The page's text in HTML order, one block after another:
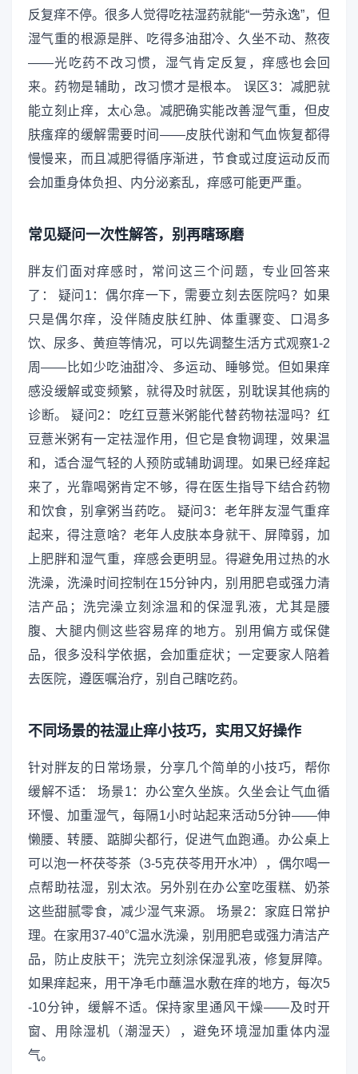
反复痒不停。很多人觉得吃祛湿药就能“一劳永逸”，但
湿气重的根源是胖、吃得多油甜冷、久坐不动、熬夜
——光吃药不改习惯，湿气肯定反复，痒感也会回
来。药物是辅助，改习惯才是根本。 误区3：减肥就
能立刻止痒，太心急。减肥确实能改善湿气重，但皮
肤瘙痒的缓解需要时间——皮肤代谢和气血恢复都得
慢慢来，而且减肥得循序渐进，节食或过度运动反而
会加重身体负担、内分泌紊乱，痒感可能更严重。
常见疑问一次性解答，别再瞎琢磨
胖友们面对痒感时，常问这三个问题，专业回答来
了： 疑问1：偶尔痒一下，需要立刻去医院吗？如果
只是偶尔痒，没伴随皮肤红肿、体重骤变、口渴多
饮、尿多、黄疸等情况，可以先调整生活方式观察1-2
周——比如少吃油甜冷、多运动、睡够觉。但如果痒
感没缓解或变频繁，就得及时就医，别耽误其他病的
诊断。 疑问2：吃红豆薏米粥能代替药物祛湿吗？红
豆薏米粥有一定祛湿作用，但它是食物调理，效果温
和，适合湿气轻的人预防或辅助调理。如果已经痒起
来了，光靠喝粥肯定不够，得在医生指导下结合药物
和饮食，别拿粥当药吃。 疑问3：老年胖友湿气重痒
起来，得注意啥？老年人皮肤本身就干、屏障弱，加
上肥胖和湿气重，痒感会更明显。得避免用过热的水
洗澡，洗澡时间控制在15分钟内，别用肥皂或强力清
洁产品；洗完澡立刻涂温和的保湿乳液，尤其是腰
腹、大腿内侧这些容易痒的地方。别用偏方或保健
品，很多没科学依据，会加重症状；一定要家人陪着
去医院，遵医嘱治疗，别自己瞎吃药。
不同场景的祛湿止痒小技巧，实用又好操作
针对胖友的日常场景，分享几个简单的小技巧，帮你
缓解不适： 场景1：办公室久坐族。久坐会让气血循
环慢、加重湿气，每隔1小时站起来活动5分钟——伸
懒腰、转腰、踮脚尖都行，促进气血跑通。办公桌上
可以泡一杯茯苓茶（3-5克茯苓用开水冲），偶尔喝一
点帮助祛湿，别太浓。另外别在办公室吃蛋糕、奶茶
这些甜腻零食，减少湿气来源。 场景2：家庭日常护
理。在家用37-40℃温水洗澡，别用肥皂或强力清洁产
品，防止皮肤干；洗完立刻涂保湿乳液，修复屏障。
如果痒起来，用干净毛巾蘸温水敷在痒的地方，每次5
-10分钟，缓解不适。保持家里通风干燥——及时开
窗、用除湿机（潮湿天），避免环境湿加重体内湿
气。